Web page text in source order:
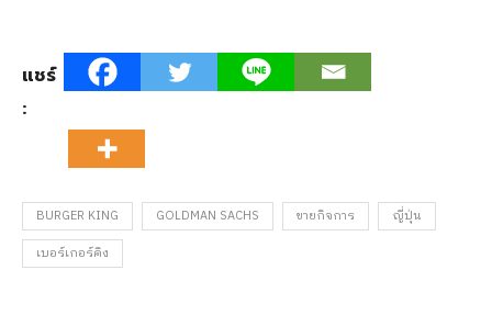
แชร์
:
BURGER KING GOLDMAN SACHS ขายกิจการ
ญี่ปุ่น
เบอร์เกอร์คิง